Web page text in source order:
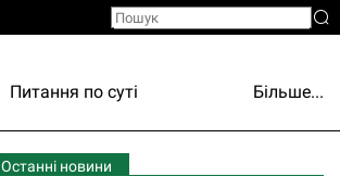
Питання по суті Більше...
Останні новини